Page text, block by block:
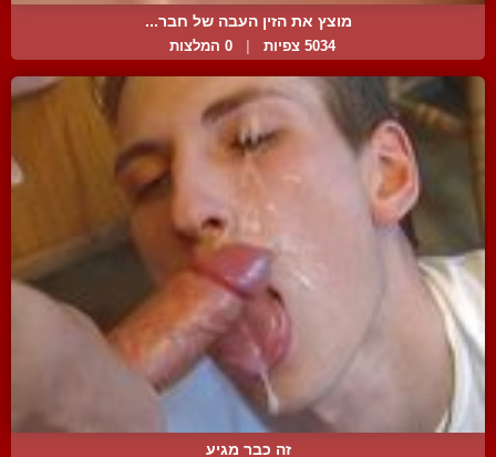
מוצץ את הזין העבה של חבר...
5034 צפיות 0 המלצות
זה כבר מגיע